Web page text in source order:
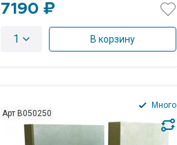
7190 ₽
1 В корзину
Арт B050250
Много